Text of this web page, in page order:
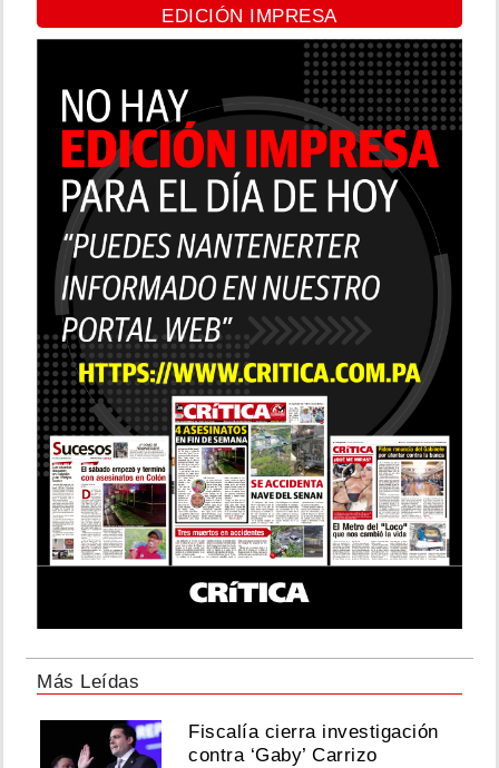
EDICIÓN IMPRESA
Más Leídas
Fiscalía cierra investigación
contra ‘Gaby’ Carrizo